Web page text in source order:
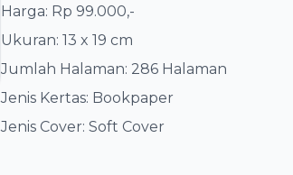
​Harga: Rp 99.000,-
​Ukuran: 13 x 19 cm
​Jumlah Halaman: 286 Halaman
​Jenis Kertas: Bookpaper
​Jenis Cover: Soft Cover